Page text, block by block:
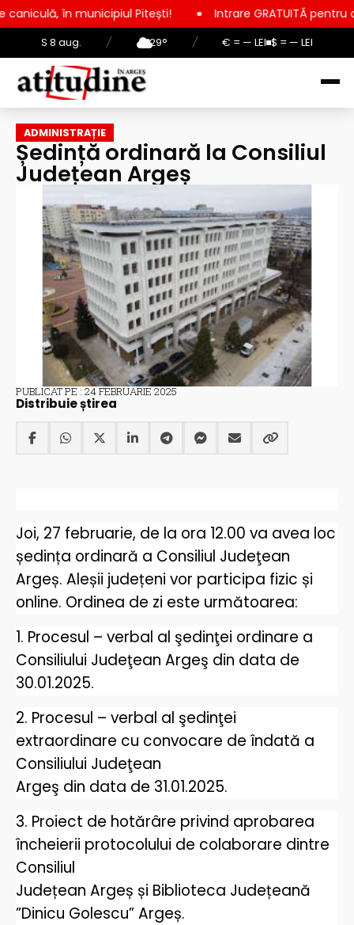
S 8 aug. / 29° / € = — LEI $ = — LEI
municipiul Pitești! Intrare GRATUITĂ pentru copii, elevi
ADMINISTRAȚIE
Ședință ordinară la Consiliul
Județean Argeș
PUBLICAT PE : 24 FEBRUARIE 2025
Distribuie știrea
Joi, 27 februarie, de la ora 12.00 va avea loc
ședința ordinară a Consiliul Judeţean
Argeș. Aleșii județeni vor participa fizic și
online. Ordinea de zi este următoarea:
1. Procesul – verbal al şedinţei ordinare a
Consiliului Judeţean Argeş din data de
30.01.2025.
2. Procesul – verbal al şedinţei
extraordinare cu convocare de îndată a
Consiliului Judeţean
Argeş din data de 31.01.2025.
3. Proiect de hotărâre privind aprobarea
încheierii protocolului de colaborare dintre
Consiliul
Județean Argeș și Biblioteca Județeană
”Dinicu Golescu” Argeș.